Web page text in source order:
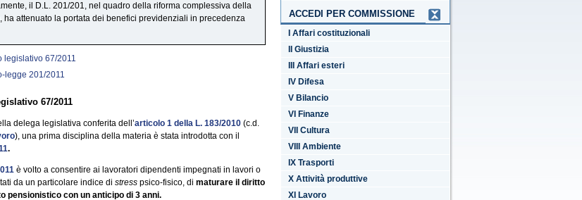
il D.L. 201/201, nel quadro della riforma complessiva della
ha attenuato la portata dei benefici previdenziali in precedenza
legislativo 67/2011
legge 201/2011
67/2011
delega legislativa conferita dell’articolo 1 della L. 183/2010 (c.d.
), una prima disciplina della materia è stata introdotta con il
.
è volto a consentire ai lavoratori dipendenti impegnati in lavori o
da un particolare indice di stress psico-fisico, di maturare il diritto
pensionistico con un anticipo di 3 anni.
ACCEDI PER COMMISSIONE
I Affari costituzionali
II Giustizia
III Affari esteri
IV Difesa
V Bilancio
VI Finanze
VII Cultura
VIII Ambiente
IX Trasporti
X Attività produttive
XI Lavoro